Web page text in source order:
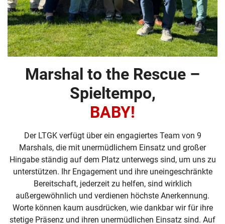
Marshal to the Rescue –
Spieltempo,
BABY!
Der LTGK verfügt über ein engagiertes Team von 9
Marshals, die mit unermüdlichem Einsatz und großer
Hingabe ständig auf dem Platz unterwegs sind, um uns zu
unterstützen. Ihr Engagement und ihre uneingeschränkte
Bereitschaft, jederzeit zu helfen, sind wirklich
außergewöhnlich und verdienen höchste Anerkennung.
Worte können kaum ausdrücken, wie dankbar wir für ihre
stetige Präsenz und ihren unermüdlichen Einsatz sind. Auf